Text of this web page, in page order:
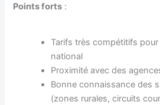
Points forts :
Tarifs très compétitifs
national
Proximité avec des
Bonne connaissance des
(zones rurales, circuits